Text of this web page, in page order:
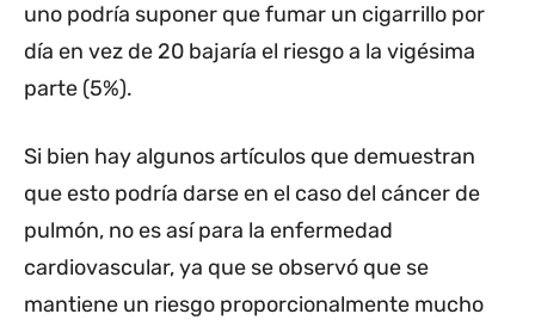
uno podría suponer que fumar un cigarrillo por
día en vez de 20 bajaría el riesgo a la vigésima
parte (5%).
Si bien hay algunos artículos que demuestran
que esto podría darse en el caso del cáncer de
pulmón, no es así para la enfermedad
cardiovascular, ya que se observó que se
mantiene un riesgo proporcionalmente mucho